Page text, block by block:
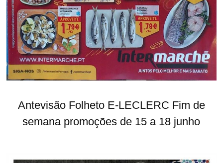
Antevisão Folheto E-LECLERC Fim de
semana promoções de 15 a 18 junho